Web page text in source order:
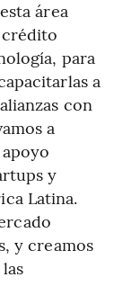
área
para
a
con
a
y
Latina.
y creamos